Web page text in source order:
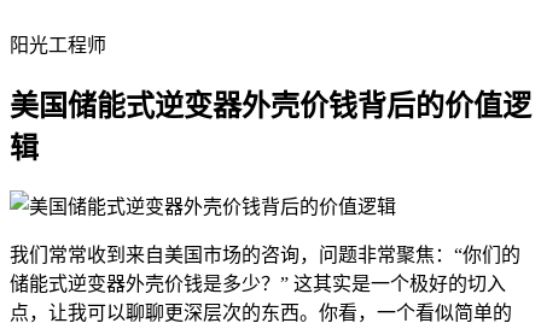
阳光工程师
美国储能式逆变器外壳价钱背后的价值逻
辑
我们常常收到来自美国市场的咨询，问题非常聚焦：“你们的
储能式逆变器外壳价钱是多少？” 这其实是一个极好的切入
点，让我可以聊聊更深层次的东西。你看，一个看似简单的